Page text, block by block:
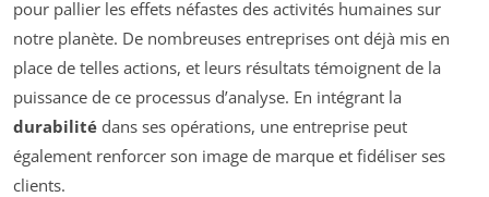
pour pallier les effets néfastes des activités humaines sur
notre planète. De nombreuses entreprises ont déjà mis en
place de telles actions, et leurs résultats témoignent de la
puissance de ce processus d’analyse. En intégrant la
durabilité dans ses opérations, une entreprise peut
également renforcer son image de marque et fidéliser ses
clients.